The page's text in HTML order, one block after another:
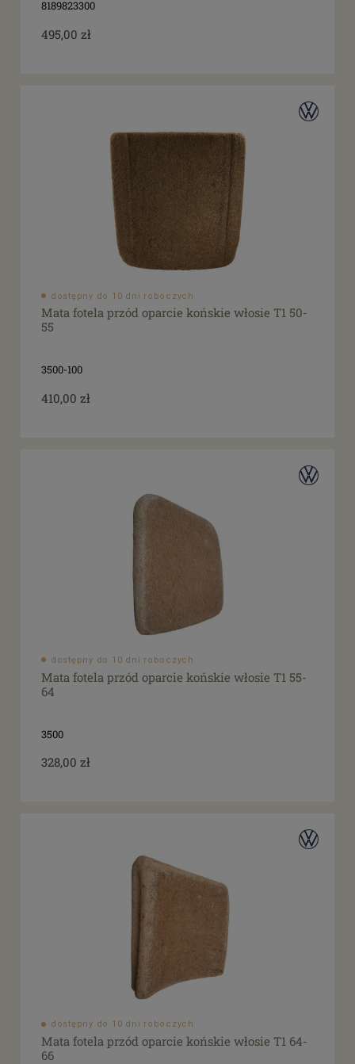
8189823300
495,00 zł
dostępny do 10 dni roboczych
Mata fotela przód oparcie końskie włosie T1 50-
55
3500-100
410,00 zł
dostępny do 10 dni roboczych
Mata fotela przód oparcie końskie włosie T1 55-
64
3500
328,00 zł
dostępny do 10 dni roboczych
Mata fotela przód oparcie końskie włosie T1 64-
66